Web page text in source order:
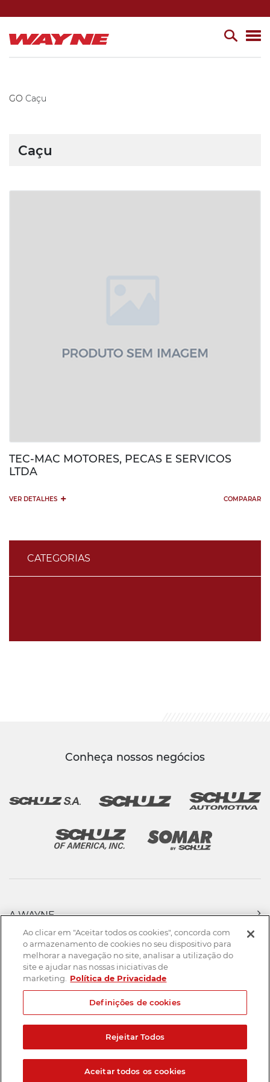
GO Caçu
CATEGORIAS
Caçu
TEC-MAC MOTORES, PECAS E SERVICOS
LTDA
VER DETALHES + COMPARAR
Conheça nossos negócios
A WAYNE
PRODUTOS
FORÇA DE VENDAS
ASSISTÊNCIA TÉCNICA
DOWNLOADS
CONTATO
Mapa do Site Termos de uso Política de privacidade
Created by
Ao clicar em "Aceitar todos os cookies", concorda com
o armazenamento de cookies no seu dispositivo para
melhorar a navegação no site, analisar a utilização do
site e ajudar nas nossas iniciativas de
marketing.
Política de Privacidade
Definições de cookies
Rejeitar Todos
Aceitar todos os cookies